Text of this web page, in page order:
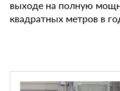
выходе на полную
квадратных метров в